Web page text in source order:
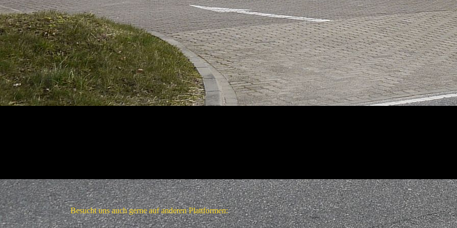
B139E584-72C9-4C82-8863-47337B9E7875
Besucht uns auch gerne auf anderen Plattformen:
Besuchen Sie uns auf Facebook! Werden Sie ein Fan unserer Facebook